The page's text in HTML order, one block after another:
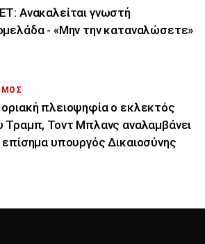
Ανακαλείται γνωστή
- «Μην την καταναλώσετε»
πλειοψηφία ο εκλεκτός
Τραμπ, Τοντ Μπλανς αναλαμβάνει
επίσημα υπουργός Δικαιοσύνης